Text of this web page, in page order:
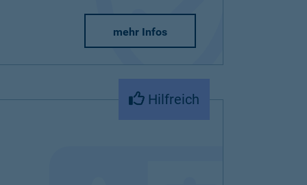
mehr Infos
Hilfreich